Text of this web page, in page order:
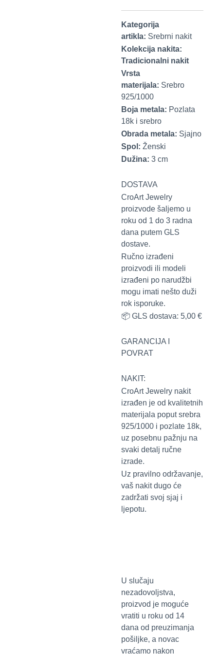
Kategorija
artikla: Srebrni nakit
Kolekcija nakita:
Tradicionalni nakit
Vrsta
materijala: Srebro
925/1000
Boja metala: Pozlata
18k i srebro
Obrada metala: Sjajno
Spol: Ženski
Dužina: 3 cm
DOSTAVA
CroArt Jewelry
proizvode šaljemo u
roku od 1 do 3 radna
dana putem GLS
dostave.
Ručno izrađeni
proizvodi ili modeli
izrađeni po narudžbi
mogu imati nešto duži
rok isporuke.
📦 GLS dostava: 5,00 €
GARANCIJA I
POVRAT
NAKIT:
CroArt Jewelry nakit
izrađen je od kvalitetnih
materijala poput srebra
925/1000 i pozlate 18k,
uz posebnu pažnju na
svaki detalj ručne
izrade.
Uz pravilno održavanje,
vaš nakit dugo će
zadržati svoj sjaj i
ljepotu.
U slučaju
nezadovoljstva,
proizvod je moguće
vratiti u roku od 14
dana od preuzimanja
pošiljke, a novac
vraćamo nakon